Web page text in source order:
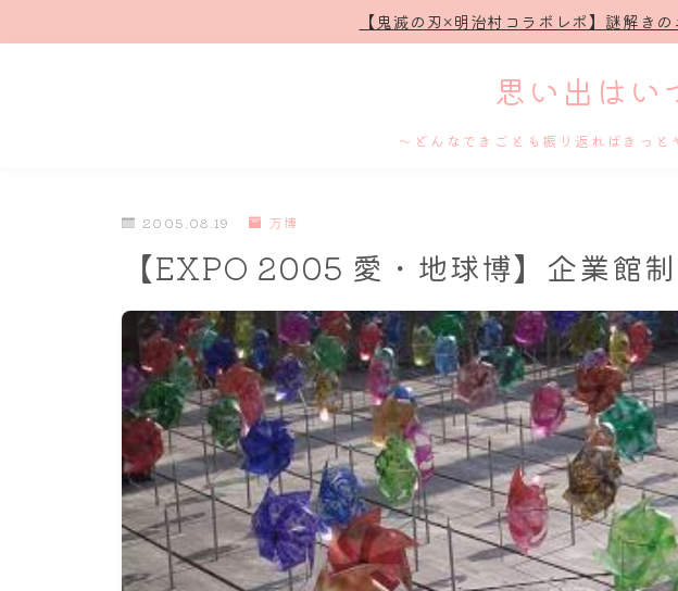
【鬼滅の刃×明治村コラボレポ】謎解き
思い出はい
～どんなできごとも振り返ればきっ
プロフィール
謎解き
ホテル滞在記
舞台・ライブ
名古屋
2005.08.19 万博
【EXPO 2005 愛・地球博】企業館